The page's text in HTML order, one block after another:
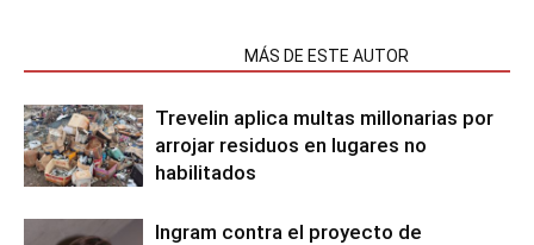
MÁS DE ESTE AUTOR
Trevelin aplica multas millonarias por
arrojar residuos en lugares no
habilitados
Ingram contra el proyecto de